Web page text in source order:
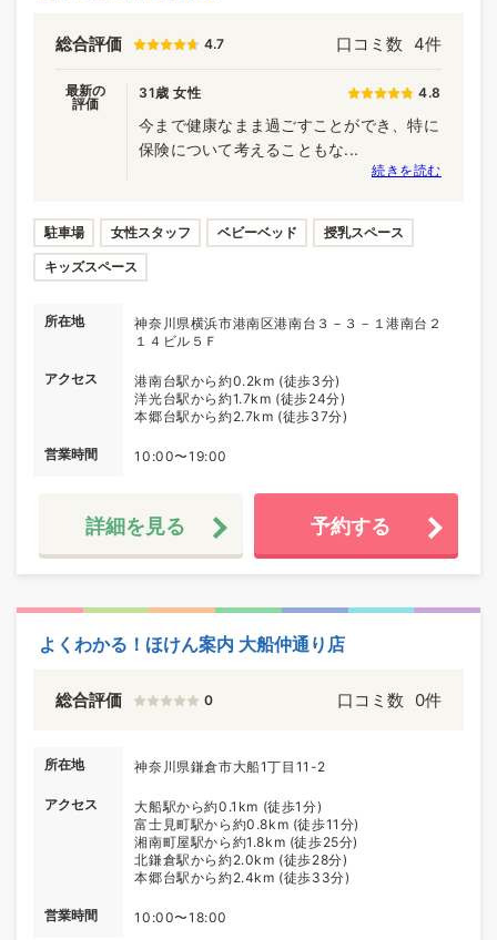
総合評価 4.7 口コミ数 4件
最新の
評価
31歳 女性 4.8
今まで健康なまま過ごすことができ、特に
保険について考えることもな...
続きを読む
駐車場 女性スタッフ ベビーベッド 授乳スペース
キッズスペース
所在地
神奈川県横浜市港南区港南台３－３－１港南台２
１４ビル５Ｆ
アクセス
港南台駅から約0.2km (徒歩3分)
洋光台駅から約1.7km (徒歩24分)
本郷台駅から約2.7km (徒歩37分)
営業時間 10:00〜19:00
詳細を見る 予約する
よくわかる！ほけん案内 大船仲通り店
総合評価 0 口コミ数 0件
所在地 神奈川県鎌倉市大船1丁目11-2
アクセス
大船駅から約0.1km (徒歩1分)
富士見町駅から約0.8km (徒歩11分)
湘南町屋駅から約1.8km (徒歩25分)
北鎌倉駅から約2.0km (徒歩28分)
本郷台駅から約2.4km (徒歩33分)
営業時間 10:00〜18:00